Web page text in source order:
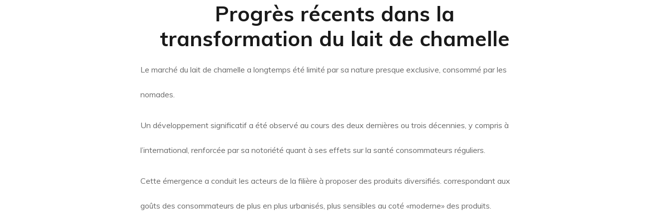
Progrès récents dans la
transformation du lait de chamelle
Le marché du lait de chamelle a longtemps été limité par sa nature presque exclusive, consommé par les
nomades.
Un développement significatif a été observé au cours des deux dernières ou trois décennies, y compris à
l’international, renforcée par sa notoriété quant à ses effets sur la santé consommateurs réguliers.
Cette émergence a conduit les acteurs de la filière à proposer des produits diversifiés. correspondant aux
goûts des consommateurs de plus en plus urbanisés, plus sensibles au coté «moderne» des produits.